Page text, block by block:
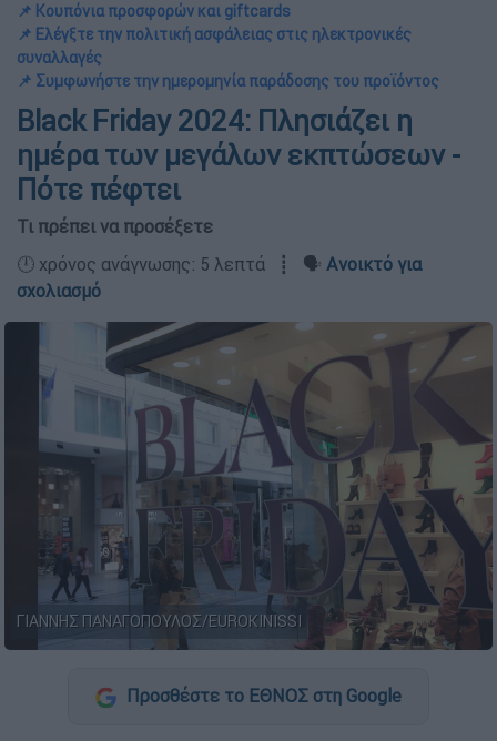
📌 Κουπόνια προσφορών και giftcards
📌 Ελέγξτε την πολιτική ασφάλειας στις ηλεκτρονικές
συναλλαγές
📌 Συμφωνήστε την ημερομηνία παράδοσης του προϊόντος
Black Friday 2024: Πλησιάζει η
ημέρα των μεγάλων εκπτώσεων -
Πότε πέφτει
Τι πρέπει να προσέξετε
🕛 χρόνος ανάγνωσης: 5 λεπτά ┋ 🗣️ Ανοικτό για
σχολιασμό
ΓΙΑΝΝΗΣ ΠΑΝΑΓΟΠΟΥΛΟΣ/EUROKINISSI
Προσθέστε το ΕΘΝΟΣ στη Google